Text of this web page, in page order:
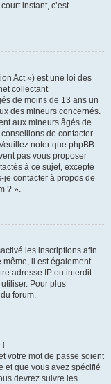
instant, c’est
Act ») est une loi des
collectant
de moins de 13 ans un
des mineurs concernés.
aux mineurs âgés de
de contacter
noter que phpBB
pas vous proposer
à ce sujet, excepté
je contacter à propos de
? ».
les inscriptions afin
même, il est également
adresse IP ou interdit
Pour plus
forum.
!
votre mot de passe soient
et que vous avez spécifié
devrez suivre les